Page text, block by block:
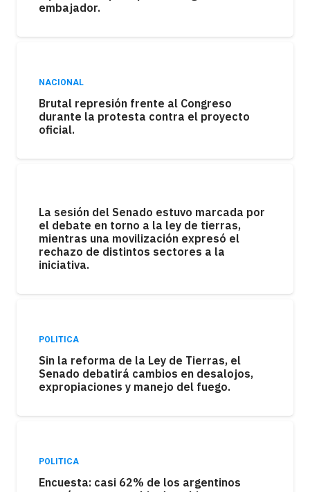
embajador.
NACIONAL
Brutal represión frente al Congreso
durante la protesta contra el proyecto
oficial.
La sesión del Senado estuvo marcada por
el debate en torno a la ley de tierras,
mientras una movilización expresó el
rechazo de distintos sectores a la
iniciativa.
POLITICA
Sin la reforma de la Ley de Tierras, el
Senado debatirá cambios en desalojos,
expropiaciones y manejo del fuego.
POLITICA
Encuesta: casi 62% de los argentinos